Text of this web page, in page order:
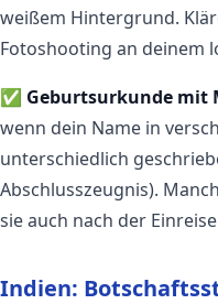
weißem Hintergrund.
Fotoshooting an deinem
✅ Geburtsurkunde mit
wenn dein Name in
unterschiedlich
Abschlusszeugnis).
sie auch nach der Einreise
Indien: